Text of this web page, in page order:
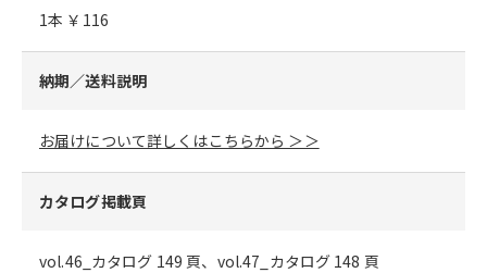
1本 ￥116
納期／送料説明
お届けについて詳しくはこちらから ＞＞
カタログ掲載頁
vol.46_カタログ 149 頁、vol.47_カタログ 148 頁